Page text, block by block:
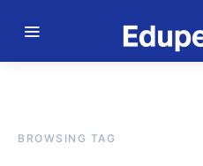
BROWSING TAG